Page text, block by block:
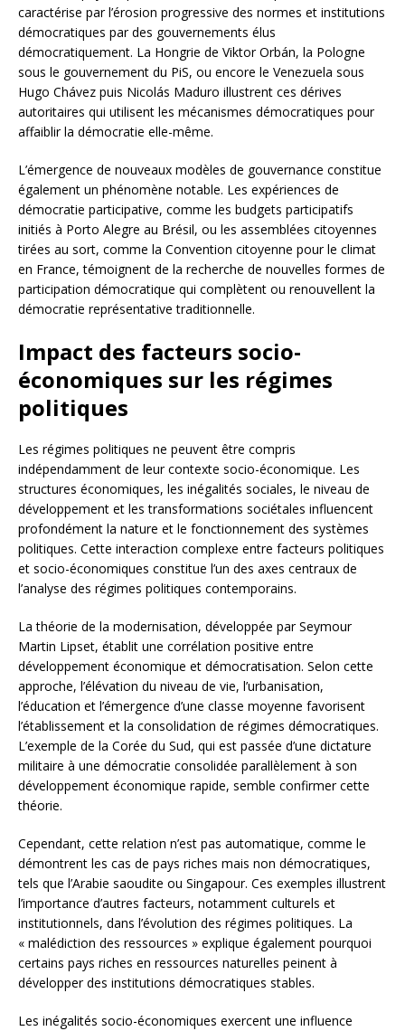
caractérise par l’érosion progressive des normes et institutions
démocratiques par des gouvernements élus
démocratiquement. La Hongrie de Viktor Orbán, la Pologne
sous le gouvernement du PiS, ou encore le Venezuela sous
Hugo Chávez puis Nicolás Maduro illustrent ces dérives
autoritaires qui utilisent les mécanismes démocratiques pour
affaiblir la démocratie elle-même.
L’émergence de nouveaux modèles de gouvernance constitue
également un phénomène notable. Les expériences de
démocratie participative, comme les budgets participatifs
initiés à Porto Alegre au Brésil, ou les assemblées citoyennes
tirées au sort, comme la Convention citoyenne pour le climat
en France, témoignent de la recherche de nouvelles formes de
participation démocratique qui complètent ou renouvellent la
démocratie représentative traditionnelle.
Impact des facteurs socio-
économiques sur les régimes
politiques
Les régimes politiques ne peuvent être compris
indépendamment de leur contexte socio-économique. Les
structures économiques, les inégalités sociales, le niveau de
développement et les transformations sociétales influencent
profondément la nature et le fonctionnement des systèmes
politiques. Cette interaction complexe entre facteurs politiques
et socio-économiques constitue l’un des axes centraux de
l’analyse des régimes politiques contemporains.
La théorie de la modernisation, développée par Seymour
Martin Lipset, établit une corrélation positive entre
développement économique et démocratisation. Selon cette
approche, l’élévation du niveau de vie, l’urbanisation,
l’éducation et l’émergence d’une classe moyenne favorisent
l’établissement et la consolidation de régimes démocratiques.
L’exemple de la Corée du Sud, qui est passée d’une dictature
militaire à une démocratie consolidée parallèlement à son
développement économique rapide, semble confirmer cette
théorie.
Cependant, cette relation n’est pas automatique, comme le
démontrent les cas de pays riches mais non démocratiques,
tels que l’Arabie saoudite ou Singapour. Ces exemples illustrent
l’importance d’autres facteurs, notamment culturels et
institutionnels, dans l’évolution des régimes politiques. La
« malédiction des ressources » explique également pourquoi
certains pays riches en ressources naturelles peinent à
développer des institutions démocratiques stables.
Les inégalités socio-économiques exercent une influence